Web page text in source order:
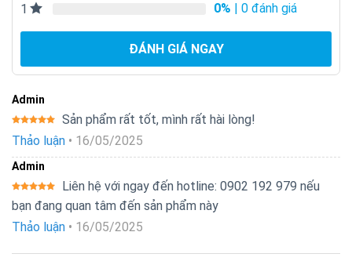
1
0% | 0 đánh giá
ĐÁNH GIÁ NGAY
Admin
Được xếp
hạng5
Sản phẩm rất tốt, mình rất hài lòng!
Thảo luận • 16/05/2025
Admin
Được xếp
hạng 5 5
Liên hệ với ngay đến hotline: 0902 192 979 nếu
bạn đang quan tâm đến sản phẩm này
Thảo luận • 16/05/2025